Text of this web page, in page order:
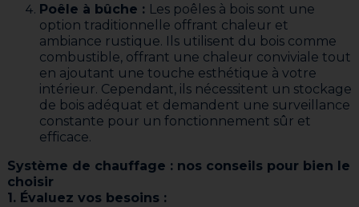
Poêle à bûche : Les poêles à bois sont une
option traditionnelle offrant chaleur et
ambiance rustique. Ils utilisent du bois comme
combustible, offrant une chaleur conviviale tout
en ajoutant une touche esthétique à votre
intérieur. Cependant, ils nécessitent un stockage
de bois adéquat et demandent une surveillance
constante pour un fonctionnement sûr et
efficace.
Système de chauffage : nos conseils pour bien le
choisir
1. Évaluez vos besoins :